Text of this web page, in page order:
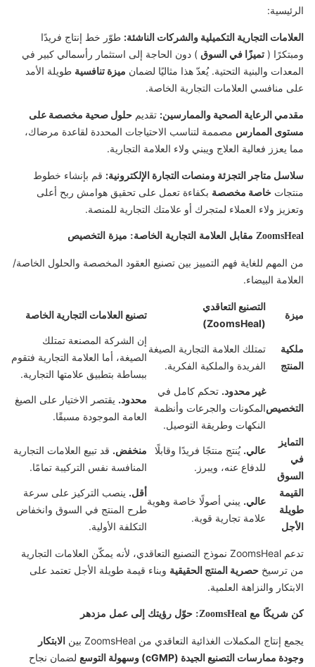
الرئيسية:
العلامات التجارية التكميلية والشركات الناشئة: طوّر خط إنتاج فريدًا
ومبتكرًا ( تميزًا في السوق ) دون الحاجة إلى استثمار رأسمالي كبير في
المعدات والبنية التحتية. يُعدّ هذا مثاليًا لضمان ميزة تنافسية طويلة الأمد
على منافسي العلامات التجارية الخاصة.
مقدمي الرعاية الصحية والممارسين: تقديم حلول صحية مخصصة على
مستوى الممارس مصممة لتناسب الاحتياجات المحددة لقاعدة مرضاك،
مما يعزز فعالية العلاج ويبني ولاء العلامة التجارية.
سلاسل متاجر التجزئة ومنصات التجارة الإلكترونية: قم بإنشاء خطوط
منتجات خاصة مخصصة بكفاءة تعمل على تحقيق هوامش ربح أعلى
وتعزيز ولاء العملاء لمتجرك أو علامتك التجارية للمنصة.
ZoomsHeal مقابل العلامة التجارية الخاصة: ميزة التخصيص
من المهم للغاية فهم التمييز بين تصنيع العقود المخصصة والحلول الخاصة/
العلامة البيضاء.
ميزة
التصنيع التعاقدي
(ZoomsHeal)
تصنيع العلامات التجارية الخاصة
ملكية
المنتج
تمتلك العلامة التجارية الصيغة
الفريدة والملكية الفكرية.
إن الشركة المصنعة تمتلك
الصيغة، أما العلامة التجارية فتقوم
ببساطة بتطبيق علامتها التجارية.
التخصيص
غير محدود. تحكم كامل في
المكونات والجرعات وأنظمة
النكهات وطريقة التوصيل.
محدود. يقتصر الاختيار على الصيغ
العامة الموجودة مسبقًا.
التمايز
في
السوق
عالي. يُنتج منتجًا فريدًا وقابلًا
للدفاع عنه، ويبرز.
منخفض. قد تبيع العلامات التجارية
المنافسة نفس التركيبة تمامًا.
القيمة
طويلة
الأجل
عالي. يبني أصولًا خاصة وهوية
علامة تجارية قوية.
أقل. ينصب التركيز على سرعة
طرح المنتج في السوق وانخفاض
التكلفة الأولية.
تدعم ZoomsHeal نموذج التصنيع التعاقدي، لأنه يمكّن العلامات التجارية
من ترسيخ حصرية المنتج الحقيقية وبناء قيمة طويلة الأجل تعتمد على
الابتكار والنزاهة العلمية.
كن شريكًا مع ZoomsHeal: حوّل رؤيتك إلى عمل مزدهر
يجمع إنتاج المكملات الغذائية التعاقدي من ZoomsHeal بين
الابتكار
وجودة ممارسات التصنيع الجيدة (cGMP) وسهولة التوسع
لضمان نجاح